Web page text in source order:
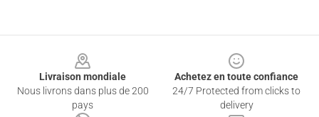
Livraison mondiale
Nous livrons dans plus de 200
pays
Achetez en toute confiance
24/7 Protected from clicks to
delivery